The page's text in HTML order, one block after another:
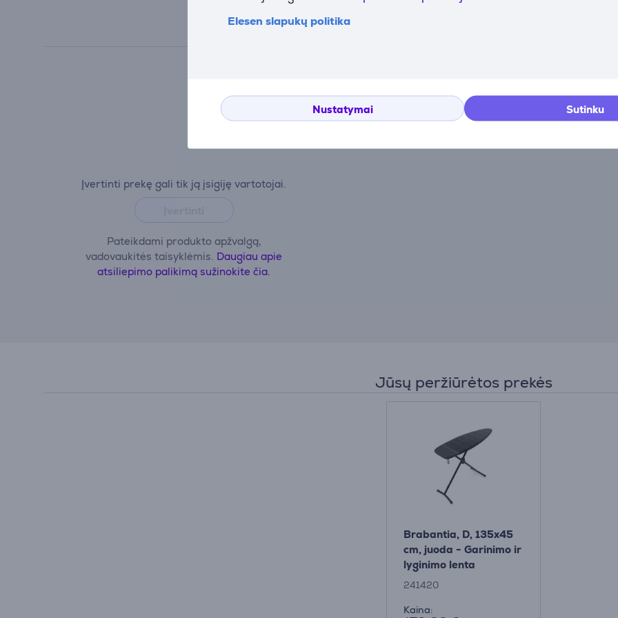
Elesen slapukų politika
Nustatymai Sutinku
Įvertinti prekę gali tik ją įsigiję vartotojai.
Pateikdami produkto apžvalgą,
vadovaukitės taisyklėmis. Daugiau apie
atsiliepimo palikimą sužinokite čia.
Atsiliepimų nėra.
Jūsų peržiūrėtos prekės
Brabantia, D, 135x45
cm, juoda - Garinimo ir
lyginimo lenta
241420
Kaina: